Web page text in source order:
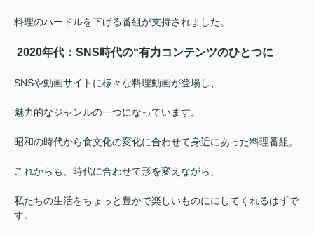
料理のハードルを下げる番組が支持されました。
2020年代：SNS時代の“有力コンテンツのひとつに
SNSや動画サイトに様々な料理動画が登場し、
魅力的なジャンルの一つになっています。
昭和の時代から食文化の変化に合わせて身近にあった料理番組。
これからも、時代に合わせて形を変えながら、
私たちの生活をちょっと豊かで楽しいものににしてくれるはずで
す。